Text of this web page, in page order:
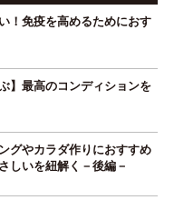
！免疫を高めるためにおす
】最高のコンディションを
グやカラダ作りにおすすめ
しいを紐解く－後編－